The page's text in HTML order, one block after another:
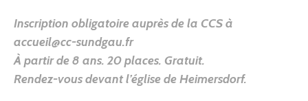
Inscription obligatoire auprès de la CCS à
accueil@cc-sundgau.fr
À partir de 8 ans. 20 places. Gratuit.
Rendez-vous devant l’église de Heimersdorf.